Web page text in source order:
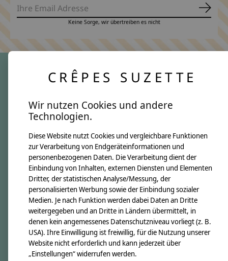
Keine Sorge, wir übertreiben es nicht
Über uns
Unsere Creppies
Nähkästchen
Unsere Stoffe
Impressum
Informationen
Kontakt
Versandkosten & Rücksendungen
Zahlungsarten
CRÊPES SUZETTE
Wir nutzen Cookies und andere
Technologien.
Diese Website nutzt Cookies und vergleichbare Funktionen
zur Verarbeitung von Endgeräteinformationen und
personenbezogenen Daten. Die Verarbeitung dient der
Einbindung von Inhalten, externen Diensten und Elementen
Dritter, der statistischen Analyse/Messung, der
personalisierten Werbung sowie der Einbindung sozialer
Medien. Je nach Funktion werden dabei Daten an Dritte
weitergegeben und an Dritte in Ländern übermittelt, in
denen kein angemessenes Datenschutzniveau vorliegt (z. B.
USA). Ihre Einwilligung ist freiwillig, für die Nutzung unserer
Website nicht erforderlich und kann jederzeit über
„Einstellungen“ widerrufen werden.